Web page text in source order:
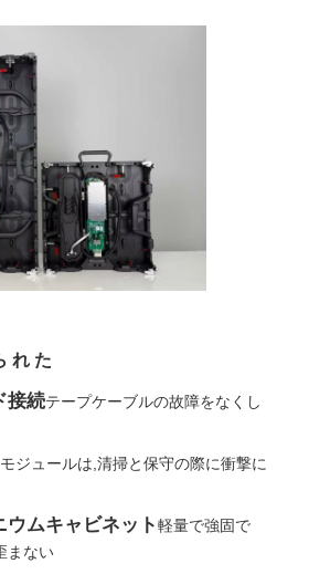
ださい
リーンレンタル
れ た
接続テープケーブルの故障をなくし
ジュールは,清掃と保守の際に衝撃に
ウムキャビネット軽量で強固で
まない